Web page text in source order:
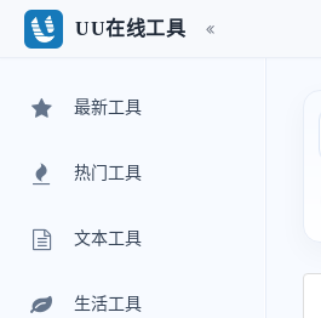
最新工具
热门工具
文本工具
生活工具
UU在线工具